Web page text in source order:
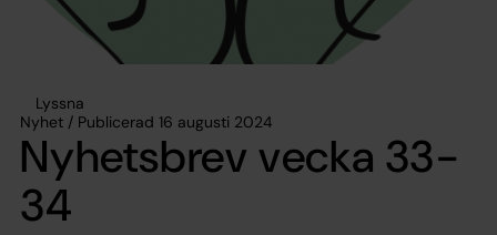
Lyssna
Nyhet / Publicerad 16 augusti 2024
Nyhetsbrev vecka 33-
34